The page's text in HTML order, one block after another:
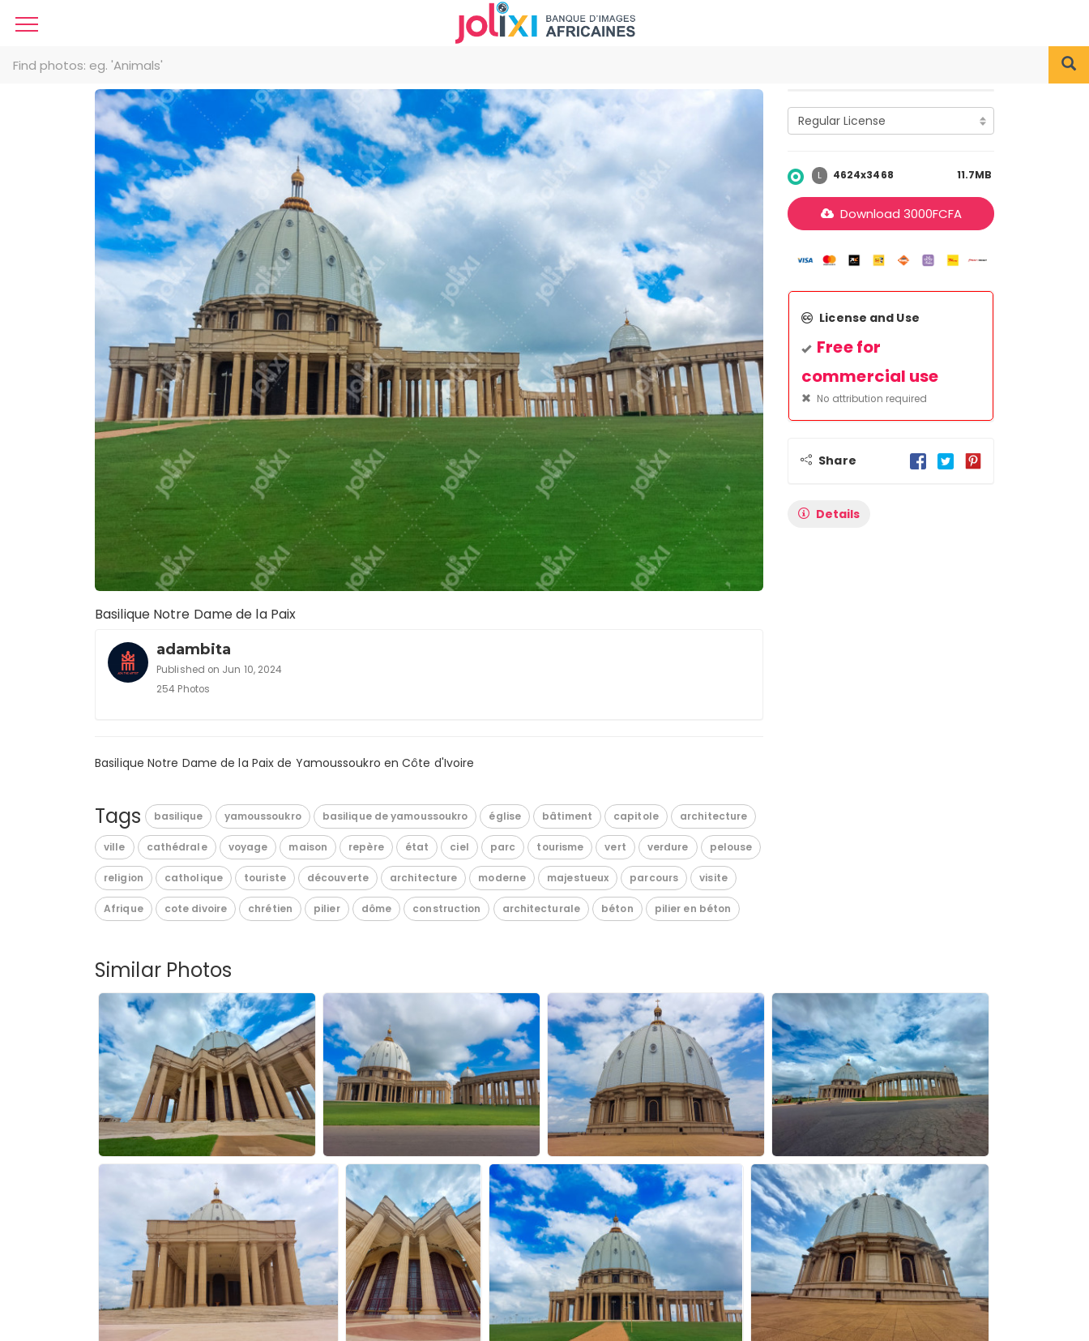
Basilique Notre Dame de la Paix
adambita
Published on Jun 10, 2024
254 Photos
Basilique Notre Dame de la Paix de Yamoussoukro en Côte d'Ivoire
Tags basilique yamoussoukro basilique de yamoussoukro église bâtiment capitole architecture
ville cathédrale voyage maison repère état ciel parc tourisme vert verdure pelouse
religion catholique touriste découverte architecture moderne majestueux parcours visite
Afrique cote divoire chrétien pilier dôme construction architecturale béton pilier en béton
L 4624x3468 11.7MB
Download 3000FCFA
License and Use
Free for
commercial use
No attribution required
Share
Details
Similar Photos